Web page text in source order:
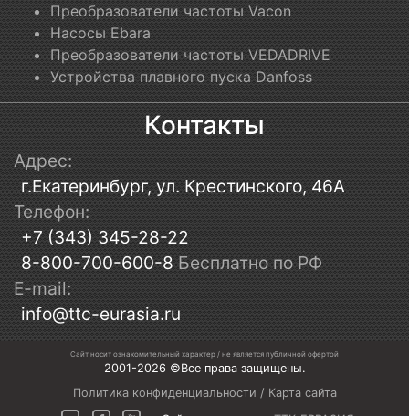
Преобразователи частоты Vacon
Насосы Ebara
Преобразователи частоты VEDADRIVE
Устройства плавного пуска Danfoss
Контакты
Адрес:
г.Екатеринбург, ул. Крестинского, 46А
Телефон:
+7 (343) 345-28-22
8-800-700-600-8 Бесплатно по РФ
E-mail:
info@ttc-eurasia.ru
Сайт носит ознакомительный характер / не является публичной офертой
2001-2026 ©Все права защищены.
Политика конфиденциальности / Карта сайта